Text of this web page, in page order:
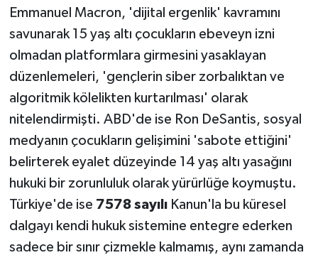
Emmanuel Macron, 'dijital ergenlik' kavramını
savunarak 15 yaş altı çocukların ebeveyn izni
olmadan platformlara girmesini yasaklayan
düzenlemeleri, 'gençlerin siber zorbalıktan ve
algoritmik kölelikten kurtarılması' olarak
nitelendirmişti. ABD'de ise Ron DeSantis, sosyal
medyanın çocukların gelişimini 'sabote ettiğini'
belirterek eyalet düzeyinde 14 yaş altı yasağını
hukuki bir zorunluluk olarak yürürlüğe koymuştu.
Türkiye'de ise 7578 sayılıKanun'la bu küresel
dalgayı kendi hukuk sistemine entegre ederken
sadece bir sınır çizmekle kalmamış, aynı zamanda